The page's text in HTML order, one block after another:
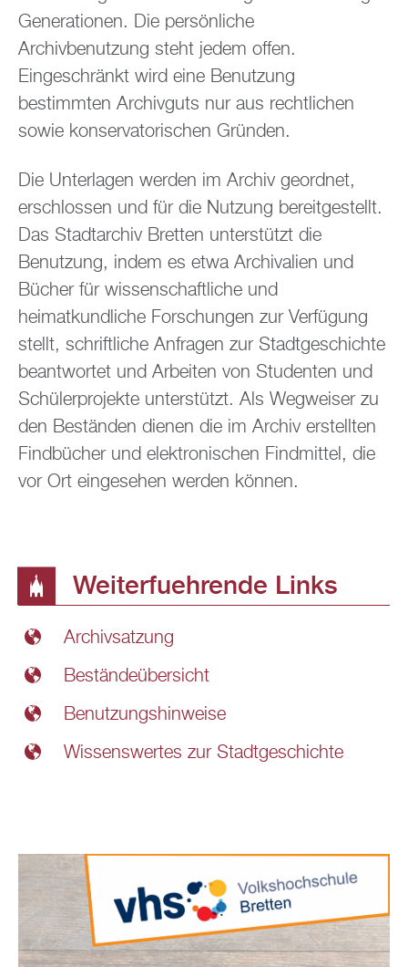
Generationen. Die persönliche
Archivbenutzung steht jedem offen.
Eingeschränkt wird eine Benutzung
bestimmten Archivguts nur aus rechtlichen
sowie konservatorischen Gründen.
Die Unterlagen werden im Archiv geordnet,
erschlossen und für die Nutzung bereitgestellt.
Das Stadtarchiv Bretten unterstützt die
Benutzung, indem es etwa Archivalien und
Bücher für wissenschaftliche und
heimatkundliche Forschungen zur Verfügung
stellt, schriftliche Anfragen zur Stadtgeschichte
beantwortet und Arbeiten von Studenten und
Schülerprojekte unterstützt. Als Wegweiser zu
den Beständen dienen die im Archiv erstellten
Findbücher und elektronischen Findmittel, die
vor Ort eingesehen werden können.
Weiterfuehrende Links
Archivsatzung
Beständeübersicht
Benutzungshinweise
Wissenswertes zur Stadtgeschichte